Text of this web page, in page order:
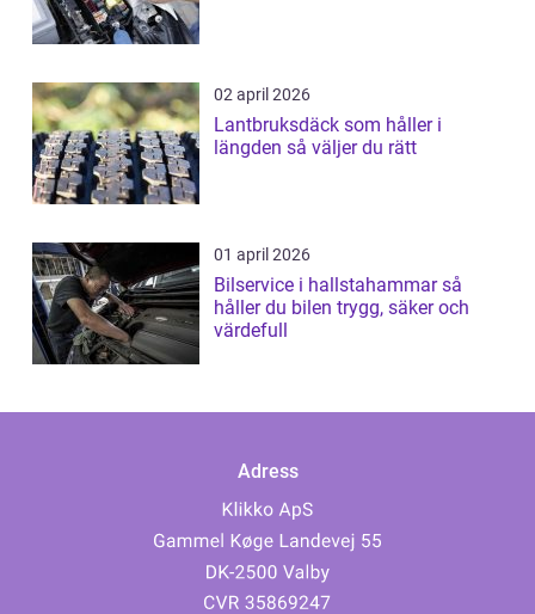
02 april 2026
Lantbruksdäck som håller i
längden så väljer du rätt
01 april 2026
Bilservice i hallstahammar så
håller du bilen trygg, säker och
värdefull
Adress